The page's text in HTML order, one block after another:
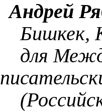
Андрей
Бишкек,
для